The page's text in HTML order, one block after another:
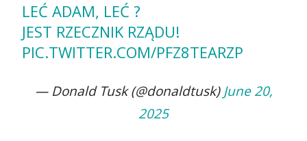
LEĆ ADAM, LEĆ ?
JEST RZECZNIK RZĄDU!
PIC.TWITTER.COM/PFZ8TEARZP
— Donald Tusk (@donaldtusk)June 20,
2025